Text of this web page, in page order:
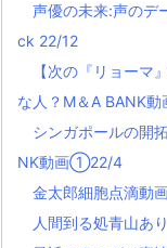
声優の未来:声のデ
ck 22/12
【次の『リョーマ
な人？M＆A BANK
シンガポールの開
NK動画①22/4
金太郎細胞点滴動
人間到る処青山あ